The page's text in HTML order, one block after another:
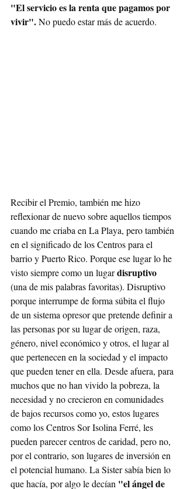
"El servicio es la renta que pagamos por
vivir". No puedo estar más de acuerdo.
Recibir el Premio, también me hizo
reflexionar de nuevo sobre aquellos tiempos
cuando me criaba en La Playa, pero también
en el significado de los Centros para el
barrio y Puerto Rico. Porque ese lugar lo he
visto siempre como un lugar disruptivo
(una de mis palabras favoritas). Disruptivo
porque interrumpe de forma súbita el flujo
de un sistema opresor que pretende definir a
las personas por su lugar de origen, raza,
género, nivel económico y otros, el lugar al
que pertenecen en la sociedad y el impacto
que pueden tener en ella. Desde afuera, para
muchos que no han vivido la pobreza, la
necesidad y no crecieron en comunidades
de bajos recursos como yo, estos lugares
como los Centros Sor Isolina Ferré, les
pueden parecer centros de caridad, pero no,
por el contrario, son lugares de inversión en
el potencial humano. La Sister sabía bien lo
que hacía, por algo le decían "el ángel de